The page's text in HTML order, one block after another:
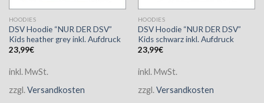
HOODIES
DSV Hoodie “NUR DER DSV”
Kids heather grey inkl. Aufdruck
23,99€
inkl. MwSt.
zzgl. Versandkosten
HOODIES
DSV Hoodie “NUR DER DSV”
Kids schwarz inkl. Aufdruck
23,99€
inkl. MwSt.
zzgl. Versandkosten